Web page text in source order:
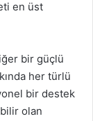
en üst
bir güçlü
her türlü
bir destek
olan